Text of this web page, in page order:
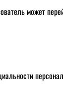
может